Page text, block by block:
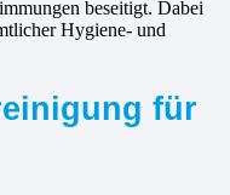
beseitigt. Dabei
Hygiene- und
für